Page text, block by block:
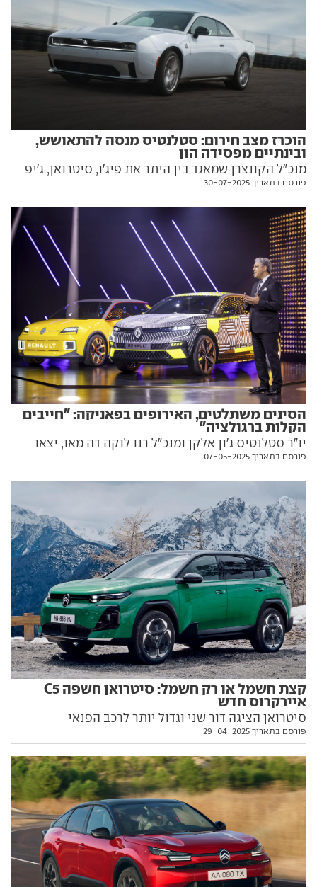
הוכרז מצב חירום: סטלנטיס מנסה להתאושש,
ובינתיים מפסידה הון
מנכ"ל הקונצרן שמאגד בין היתר את פיג'ו, סיטרואן, ג'יפ
ואופל, חשף כיצד בדעתו להחזיר את ענקית הרכב לפסים,
הראשונה של השנה
פורסם בתאריך 30-07-2025
הסינים משתלטים, האירופים בפאניקה: "חייבים
הקלות ברגולציה"
יו"ר סטלנטיס ג'ון אלקן ומנכ"ל רנו לוקה דה מאו, יצאו
בקריאה משותפת לעזרה שעיקרה הקלות רגולטוריות
גם יחד, זהו רגע מכריע"
פורסם בתאריך 07-05-2025
קצת חשמל או רק חשמל: סיטרואן חשפה C5
איירקרוס חדש
סיטרואן הציגה דור שני וגדול יותר לרכב הפנאי
הקומפקטי, ומאפשרת לבחור בין שלוש יחידות הנעה
פורסם בתאריך 29-04-2025